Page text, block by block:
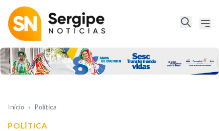
Início › Política
POLÍTICA